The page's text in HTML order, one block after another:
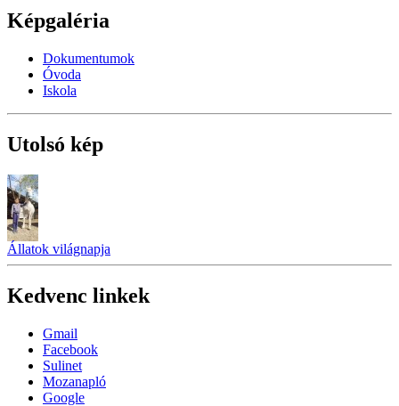
Képgaléria
Dokumentumok
Óvoda
Iskola
Utolsó kép
Állatok világnapja
Kedvenc linkek
Gmail
Facebook
Sulinet
Mozanapló
Google